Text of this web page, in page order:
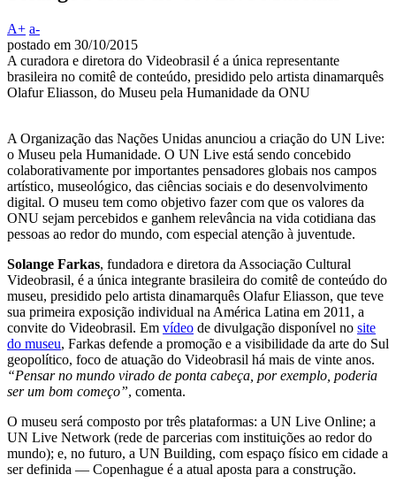
A+ a-
postado em 30/10/2015
A curadora e diretora do Videobrasil é a única representante
brasileira no comitê de conteúdo, presidido pelo artista dinamarquês
Olafur Eliasson, do Museu pela Humanidade da ONU
A Organização das Nações Unidas anunciou a criação do UN Live:
o Museu pela Humanidade. O UN Live está sendo concebido
colaborativamente por importantes pensadores globais nos campos
artístico, museológico, das ciências sociais e do desenvolvimento
digital. O museu tem como objetivo fazer com que os valores da
ONU sejam percebidos e ganhem relevância na vida cotidiana das
pessoas ao redor do mundo, com especial atenção à juventude.
Solange Farkas, fundadora e diretora da Associação Cultural
Videobrasil, é a única integrante brasileira do comitê de conteúdo do
museu, presidido pelo artista dinamarquês Olafur Eliasson, que teve
sua primeira exposição individual na América Latina em 2011, a
convite do Videobrasil. Em vídeo de divulgação disponível no site
do museu, Farkas defende a promoção e a visibilidade da arte do Sul
geopolítico, foco de atuação do Videobrasil há mais de vinte anos.
“Pensar no mundo virado de ponta cabeça, por exemplo, poderia
ser um bom começo”, comenta.
O museu será composto por três plataformas: a UN Live Online; a
UN Live Network (rede de parcerias com instituições ao redor do
mundo); e, no futuro, a UN Building, com espaço físico em cidade a
ser definida — Copenhague é a atual aposta para a construção.